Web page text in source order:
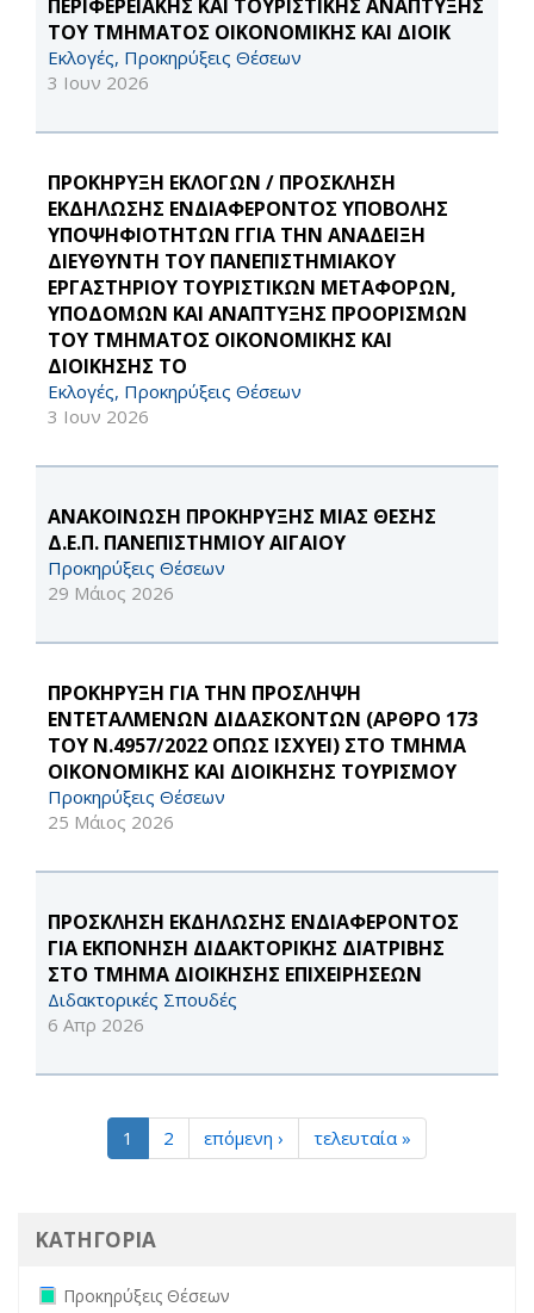
ΠΕΡΙΦΕΡΕΙΑΚΗΣ ΚΑΙ ΤΟΥΡΙΣΤΙΚΗΣ ΑΝΑΠΤΥΞΗΣ
ΤΟΥ ΤΜΗΜΑΤΟΣ ΟΙΚΟΝΟΜΙΚΗΣ ΚΑΙ ΔΙΟΙΚ
Εκλογές, Προκηρύξεις Θέσεων
3 Ιουν 2026
ΠΡΟΚΗΡΥΞΗ ΕΚΛΟΓΩΝ / ΠΡΟΣΚΛΗΣΗ
ΕΚΔΗΛΩΣΗΣ ΕΝΔΙΑΦΕΡΟΝΤΟΣ ΥΠΟΒΟΛΗΣ
ΥΠΟΨΗΦΙΟΤΗΤΩΝ ΓΓΙΑ ΤΗΝ ΑΝΑΔΕΙΞΗ
ΔΙΕΥΘΥΝΤΗ ΤΟΥ ΠΑΝΕΠΙΣΤΗΜΙΑΚΟΥ
ΕΡΓΑΣΤΗΡΙΟΥ ΤΟΥΡΙΣΤΙΚΩΝ ΜΕΤΑΦΟΡΩΝ,
ΥΠΟΔΟΜΩΝ ΚΑΙ ΑΝΑΠΤΥΞΗΣ ΠΡΟΟΡΙΣΜΩΝ
ΤΟΥ ΤΜΗΜΑΤΟΣ ΟΙΚΟΝΟΜΙΚΗΣ ΚΑΙ
ΔΙΟΙΚΗΣΗΣ ΤΟ
Εκλογές, Προκηρύξεις Θέσεων
3 Ιουν 2026
ΑΝΑΚΟΙΝΩΣΗ ΠΡΟΚΗΡΥΞΗΣ ΜΙΑΣ ΘΕΣΗΣ
Δ.Ε.Π. ΠΑΝΕΠΙΣΤΗΜΙΟΥ ΑΙΓΑΙΟΥ
Προκηρύξεις Θέσεων
29 Μάιος 2026
ΠΡΟΚΗΡΥΞΗ ΓΙΑ ΤΗΝ ΠΡΟΣΛΗΨΗ
ΕΝΤΕΤΑΛΜΕΝΩΝ ΔΙΔΑΣΚΟΝΤΩΝ (ΑΡΘΡΟ 173
ΤΟΥ Ν.4957/2022 ΟΠΩΣ ΙΣΧΥΕΙ) ΣΤΟ ΤΜΗΜΑ
ΟΙΚΟΝΟΜΙΚΗΣ ΚΑΙ ΔΙΟΙΚΗΣΗΣ ΤΟΥΡΙΣΜΟΥ
Προκηρύξεις Θέσεων
25 Μάιος 2026
ΠΡΟΣΚΛΗΣΗ ΕΚΔΗΛΩΣΗΣ ΕΝΔΙΑΦΕΡΟΝΤΟΣ
ΓΙΑ ΕΚΠΟΝΗΣΗ ΔΙΔΑΚΤΟΡΙΚΗΣ ΔΙΑΤΡΙΒΗΣ
ΣΤΟ ΤΜΗΜΑ ΔΙΟΙΚΗΣΗΣ ΕΠΙΧΕΙΡΗΣΕΩΝ
Διδακτορικές Σπουδές
6 Απρ 2026
1 2 επόμενη › τελευταία »
ΚΑΤΗΓΟΡΙΑ
Remove Προκηρύξεις Θέσεων filter
Προκηρύξεις Θέσεων